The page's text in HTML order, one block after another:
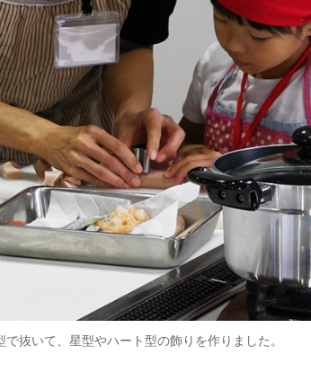
抜いて、星型やハート型の飾りを作りました。